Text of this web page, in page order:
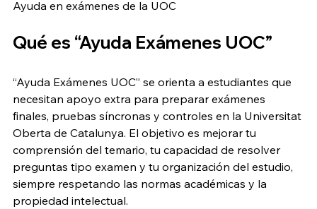
Ayuda en exámenes de la UOC
Qué es “Ayuda Exámenes UOC”
“Ayuda Exámenes UOC” se orienta a estudiantes que
necesitan apoyo extra para preparar exámenes
finales, pruebas síncronas y controles en la Universitat
Oberta de Catalunya. El objetivo es mejorar tu
comprensión del temario, tu capacidad de resolver
preguntas tipo examen y tu organización del estudio,
siempre respetando las normas académicas y la
propiedad intelectual.